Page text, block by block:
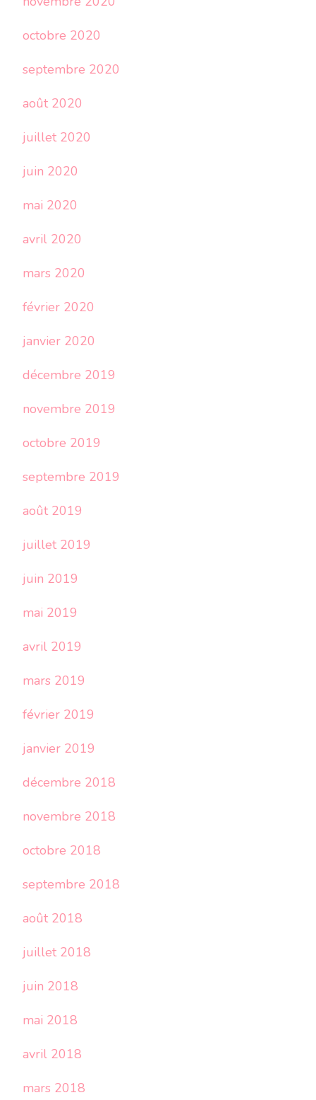
octobre 2020
septembre 2020
août 2020
juillet 2020
juin 2020
mai 2020
avril 2020
mars 2020
février 2020
janvier 2020
décembre 2019
novembre 2019
octobre 2019
septembre 2019
août 2019
juillet 2019
juin 2019
mai 2019
avril 2019
mars 2019
février 2019
janvier 2019
décembre 2018
novembre 2018
octobre 2018
septembre 2018
août 2018
juillet 2018
juin 2018
mai 2018
avril 2018
mars 2018